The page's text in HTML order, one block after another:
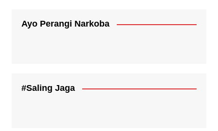
Ayo Perangi Narkoba
#Saling Jaga